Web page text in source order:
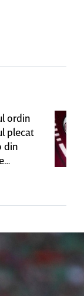
ordin
plecat
din